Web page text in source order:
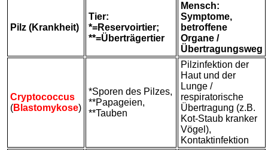
Pilz (Krankheit)
Tier:
*=Reservoirtier;
**=Überträgertier
Mensch:
Symptome,
betroffene
Organe /
Übertragungsweg
Cryptococcus
(Blastomykose)
*Sporen des Pilzes,
**Papageien,
**Tauben
Pilzinfektion der
Haut und der
Lunge /
respiratorische
Übertragung (z.B.
Kot-Staub kranker
Vögel),
Kontaktinfektion